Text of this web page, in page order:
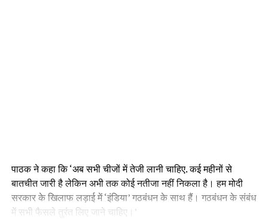
पाठक ने कहा कि ‘अब सभी चीजों में तेजी लानी चाहिए. कई महीनों से
बातचीत जारी है लेकिन अभी तक कोई नतीजा नहीं निकला है। हम मोदी
सरकार के खिलाफ लड़ाई में ‘इंडिया’ गठबंधन के साथ हैं। गठबंधन के संबंध
में सभी फैसले तुरंत लिए जाने चाहिए।’